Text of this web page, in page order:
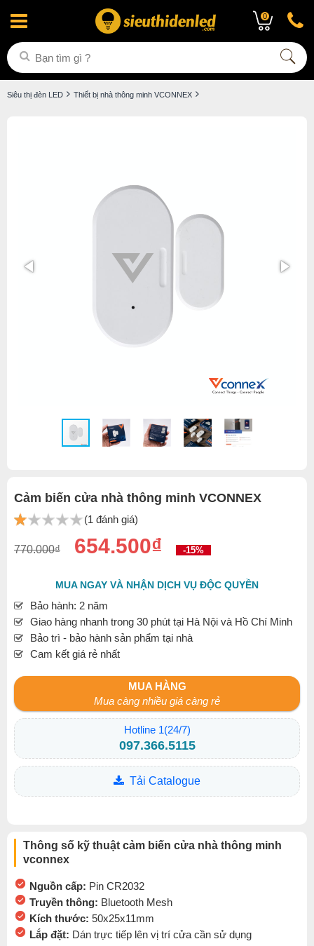
0
Siêu thị đèn LED Thiết bị nhà thông minh VCONNEX
Cảm biến cửa nhà thông minh VCONNEX
(1 đánh giá)
770.000₫ 654.500₫ -15%
MUA NGAY VÀ NHẬN DỊCH VỤ ĐỘC QUYỀN
Bảo hành: 2 năm
Giao hàng nhanh trong 30 phút tại Hà Nội và Hồ Chí Minh
Bảo trì - bảo hành sản phẩm tại nhà
Cam kết giá rẻ nhất
MUA HÀNG
Mua càng nhiều giá càng rẻ
Hotline 1(24/7)
097.366.5115
Tải Catalogue
Thông số kỹ thuật cảm biến cửa nhà thông minh
vconnex
Nguồn cấp: Pin CR2032
Truyền thông: Bluetooth Mesh
Kích thước: 50x25x11mm
Lắp đặt: Dán trực tiếp lên vị trí cửa cần sử dụng